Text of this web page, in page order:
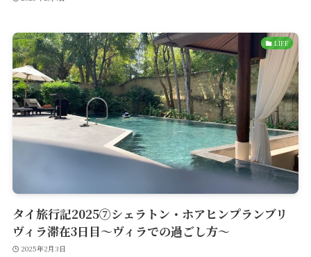
LIFE
タイ旅行記2025⑦シェラトン・ホアヒンプランブリ
ヴィラ滞在3日目〜ヴィラでの過ごし方〜
2025年2月3日